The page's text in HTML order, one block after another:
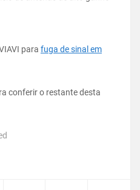
para fuga de sinal em
conferir o restante desta